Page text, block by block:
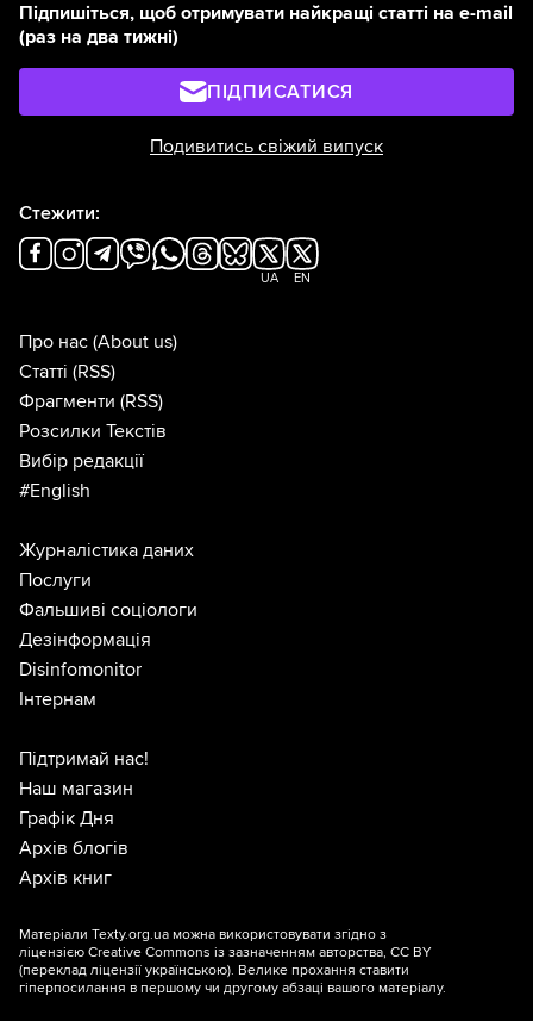
Підпишіться, щоб отримувати найкращі статті на e-mail
(раз на два тижні)
ПІДПИСАТИСЯ
Подивитись свіжий випуск
Стежити:
UA EN
Про нас (About us)
Статті (RSS)
Фрагменти (RSS)
Розсилки Текстів
Вибір редакції
#English
Журналістика даних
Послуги
Фальшиві соціологи
Дезінформація
Disinfomonitor
Інтернам
Підтримай нас!
Наш магазин
Графік Дня
Архів блогів
Архів книг
Матеріали Texty.org.ua можна використовувати згідно з
ліцензією Creative Commons із зазначенням авторства, CC BY
(переклад ліцензії українською). Велике прохання ставити
гіперпосилання в першому чи другому абзаці вашого матеріалу.